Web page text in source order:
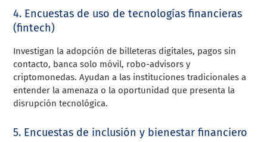
4. Encuestas de uso de tecnologías financieras
(fintech)
Investigan la adopción de billeteras digitales, pagos sin
contacto, banca solo móvil, robo-advisors y
criptomonedas. Ayudan a las instituciones tradicionales a
entender la amenaza o la oportunidad que presenta la
disrupción tecnológica.
5. Encuestas de inclusión y bienestar financiero